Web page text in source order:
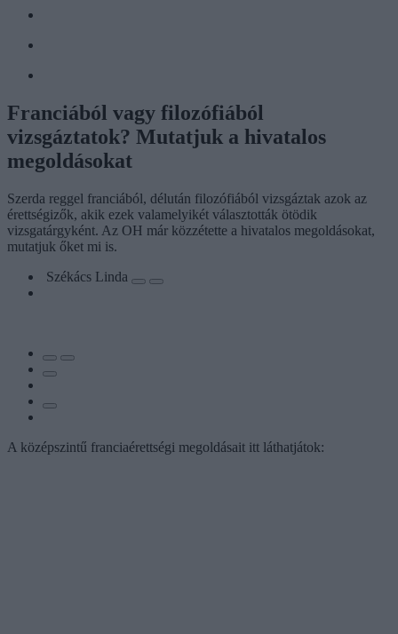
Franciából vagy filozófiából
vizsgáztatok? Mutatjuk a hivatalos
megoldásokat
Szerda reggel franciából, délután filozófiából vizsgáztak azok az
érettségizők, akik ezek valamelyikét választották ötödik
vizsgatárgyként. Az OH már közzétette a hivatalos megoldásokat,
mutatjuk őket mi is.
Székács Linda
A középszintű franciaérettségi megoldásait itt láthatjátok: